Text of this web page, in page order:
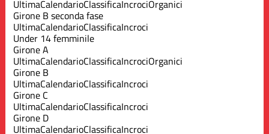
UltimaCalendarioClassificaIncrociOrganici
Girone B seconda fase
UltimaCalendarioClassificaIncroci
Under 14 femminile
Girone A
UltimaCalendarioClassificaIncrociOrganici
Girone B
UltimaCalendarioClassificaIncroci
Girone C
UltimaCalendarioClassificaIncroci
Girone D
UltimaCalendarioClassificaIncroci